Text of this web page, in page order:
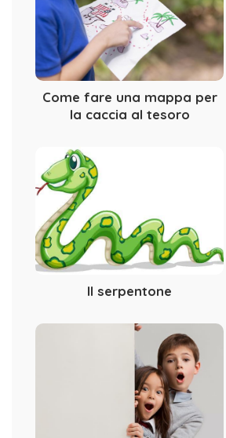
Come fare una mappa per
la caccia al tesoro
Il serpentone